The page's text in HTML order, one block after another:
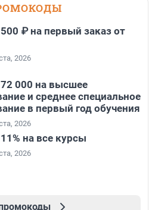
₽ на первый заказ от
2026
000 на высшее
и среднее специальное
в первый год обучения
2026
на все курсы
2026